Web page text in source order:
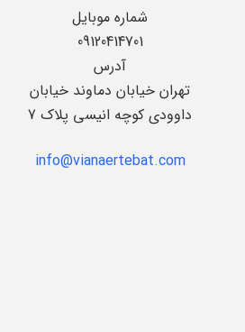
شماره موبایل
09120414701
آدرس
تهران خیابان دماوند خیابان
داوودی کوچه انیسی پلاک 7
info@vianaertebat.com